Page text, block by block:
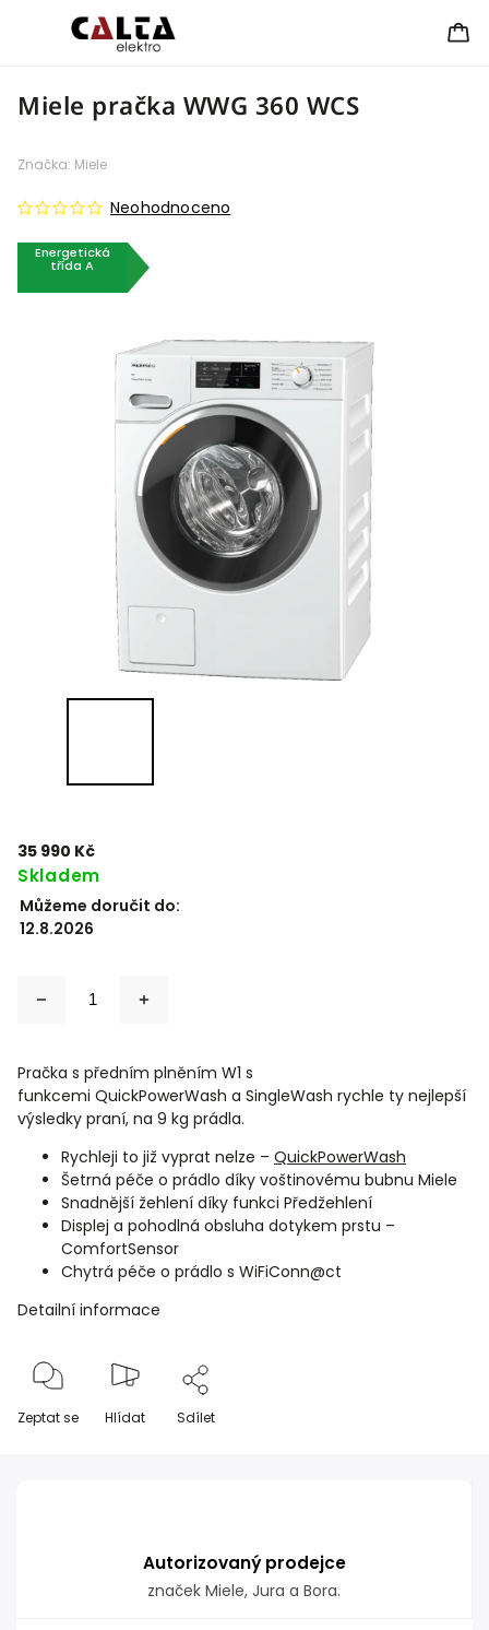
Miele pračka WWG 360 WCS
Energetická
třída A
Neohodnoceno
Značka: Miele
35 990 Kč
Skladem
Můžeme doručit do:
12.8.2026
Pračka s předním plněním W1 s
funkcemi QuickPowerWash a SingleWash rychle ty nejlepší
výsledky praní, na 9 kg prádla.
Rychleji to již vyprat nelze – QuickPowerWash
Šetrná péče o prádlo díky voštinovému bubnu Miele
Snadnější žehlení díky funkci Předžehlení
Displej a pohodlná obsluha dotykem prstu –
ComfortSensor
Chytrá péče o prádlo s WiFiConn@ct
Detailní informace
Zeptat se Hlídat Sdílet
Autorizovaný prodejce
značek Miele, Jura a Bora.